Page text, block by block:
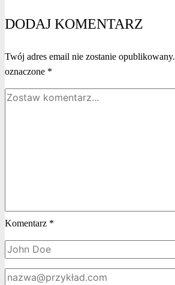
są jego
DODAJ KOMENTARZ
Twój adres email nie zostanie opublikowany.
oznaczone *
Komentarz *